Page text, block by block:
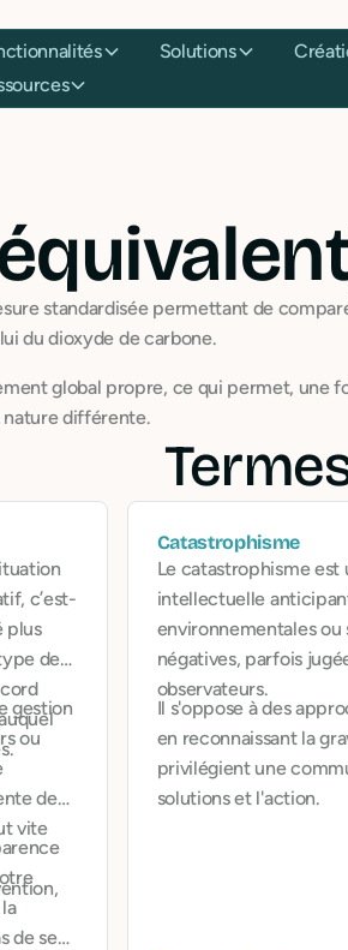
Solutions
standardisée permettant de
du dioxyde de carbone.
global propre, ce qui permet, une
nature différente.
c’est-
plus
de
gestion
ou
de
vite
de seuil
Catastrophisme
Le catastrophisme
intellectuelle
environnementales
négatives, parfois
observateurs.
Il s'oppose à des
en reconnaissant la
privilégient une
solutions et l'action.